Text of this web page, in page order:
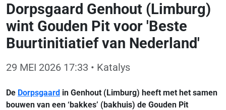
Dorpsgaard Genhout (Limburg)
wint Gouden Pit voor 'Beste
Buurtinitiatief van Nederland'
29 MEI 2026 17:33 • Katalys
De Dorpsgaard in Genhout (Limburg) heeft met het samen
bouwen van een ‘bakkes’ (bakhuis) de Gouden Pit